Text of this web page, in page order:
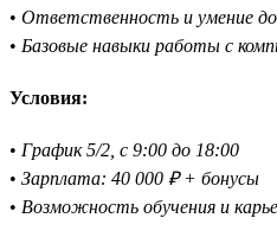
• Ответственность и умение
• Базовые навыки работы с
Условия:
• График 5/2, с 9:00 до 18:00
• Зарплата: 40 000 ₽ + бонусы
• Возможность обучения и